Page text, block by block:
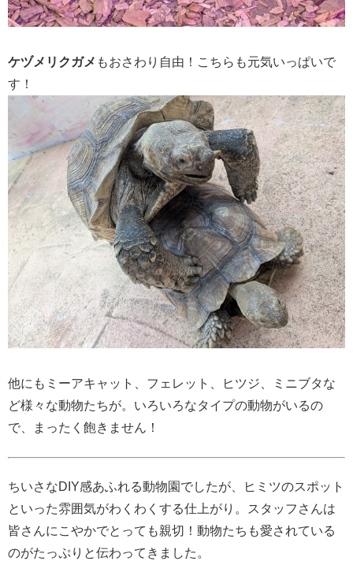
ケヅメリクガメ もおさわり自由！こちらも元気いっぱいで
す！
他にもミーアキャット、フェレット、ヒツジ、ミニブタな
ど様々な動物たちが。いろいろなタイプの動物がいるの
で、まったく飽きません！
ちいさなDIY感あふれる動物園でしたが、ヒミツのスポット
といった雰囲気がわくわくする仕上がり。スタッフさんは
皆さんにこやかでとっても親切！動物たちも愛されている
のがたっぷりと伝わってきました。